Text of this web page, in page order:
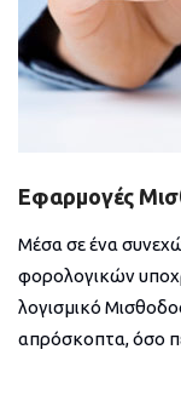
Εφαρμογές
Μέσα σε ένα
φορολογικών
λογισμικό
απρόσκοπτα, όσο